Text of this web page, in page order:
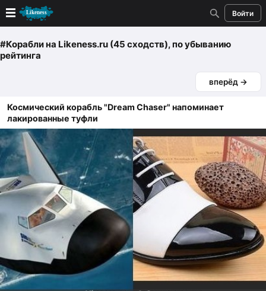
Войти
Новые
Голосование
Кандидаты
Случайное сходство 👍
Создать сходство
Для публикации необходима авторизация
Поиск
#Кораблина Likeness.ru (45 сходств), по убыванию
рейтинга
вперёд →
Космический корабль "Dream Chaser" напоминает
лакированные туфли